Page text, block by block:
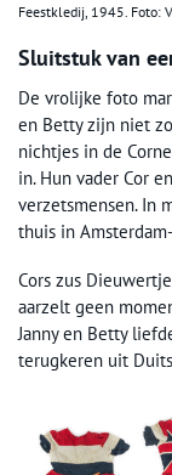
Feestkledij, 1945. Foto:
Sluitstuk van
De vrolijke foto
en Betty zijn niet
nichtjes in de
in. Hun vader Cor
verzetsmensen. In
thuis in
Cors zus
aarzelt geen
Janny en Betty
terugkeren uit